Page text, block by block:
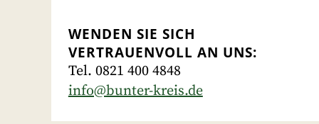
WENDEN SIE SICH
VERTRAUENVOLL AN UNS:
Tel. 0821 400 4848
info@bunter-kreis.de